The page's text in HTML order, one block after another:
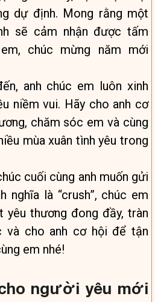
dự định. Mong rằng một
sẽ cảm nhận được tấm
chúc mừng năm mới
anh chúc em luôn xinh
niềm vui. Hãy cho anh cơ
chăm sóc em và cùng
mùa xuân tình yêu trong
cuối cùng anh muốn gửi
nghĩa là “crush”, chúc em
yêu thương đong đầy, tràn
và cho anh cơ hội để tận
em nhé!
người yêu mới